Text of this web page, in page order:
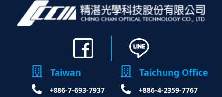
Taiwan
+886-7-693-7937
Taichung Office
+886-4-2359-7767